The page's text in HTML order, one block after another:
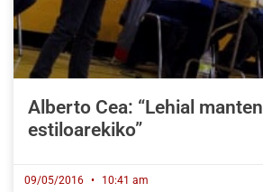
Alberto Cea: “Lehial
estiloarekiko”
09/05/2016 10:41 am